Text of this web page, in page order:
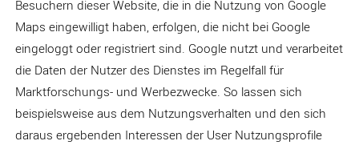
Besuchern dieser Website, die in die Nutzung von Google
Maps eingewilligt haben, erfolgen, die nicht bei Google
eingeloggt oder registriert sind. Google nutzt und verarbeitet
die Daten der Nutzer des Dienstes im Regelfall für
Marktforschungs- und Werbezwecke. So lassen sich
beispielsweise aus dem Nutzungsverhalten und den sich
daraus ergebenden Interessen der User Nutzungsprofile